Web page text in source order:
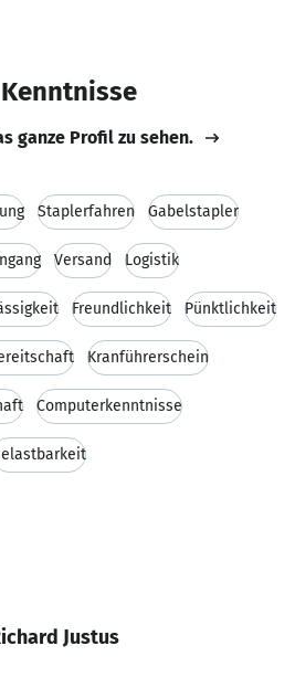
ganze Profil zu sehen.
Staplerfahren Gabelstapler
Versand Logistik
Freundlichkeit Pünktlichkeit
Kranführerschein
Computerkenntnisse
Justus